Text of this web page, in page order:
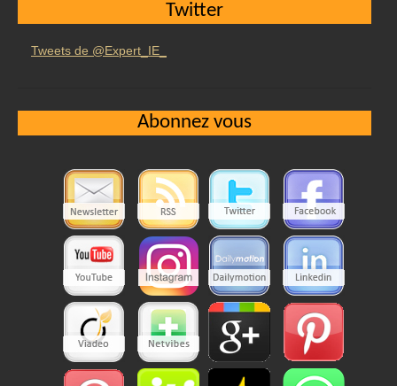
Twitter
Tweets de @Expert_IE_
Abonnez vous